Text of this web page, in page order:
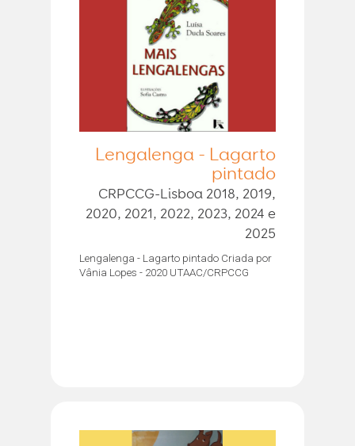
Lengalenga - Lagarto
pintado
CRPCCG-Lisboa 2018, 2019,
2020, 2021, 2022, 2023, 2024 e
2025
Lengalenga - Lagarto pintado Criada por
Vânia Lopes - 2020 UTAAC/CRPCCG